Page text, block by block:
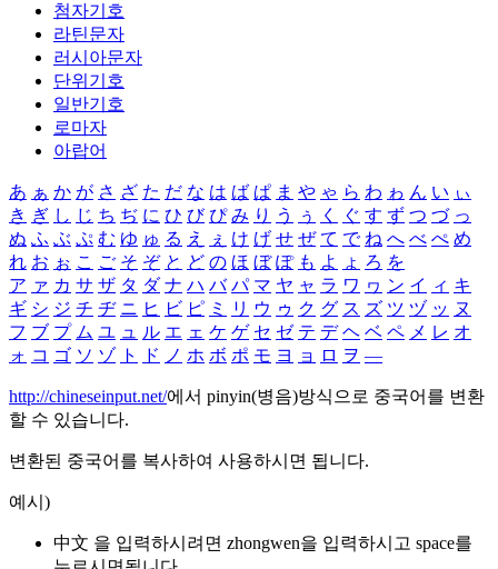
첨자기호
라틴문자
러시아문자
단위기호
일반기호
로마자
아랍어
あ ぁ か が さ ざ た だ な は ば ぱ ま や ゃ ら わ ゎ ん い ぃ
き ぎ し じ ち ぢ に ひ び ぴ み り う ぅ く ぐ す ず つ づ っ
ぬ ふ ぶ ぷ む ゆ ゅ る え ぇ け げ せ ぜ て で ね へ べ ぺ め
れ お ぉ こ ご そ ぞ と ど の ほ ぼ ぽ も よ ょ ろ を
ア ァ カ サ ザ タ ダ ナ ハ バ パ マ ヤ ャ ラ ワ ヮ ン イ ィ キ
ギ シ ジ チ ヂ ニ ヒ ビ ピ ミ リ ウ ゥ ク グ ス ズ ツ ヅ ッ ヌ
フ ブ プ ム ユ ュ ル エ ェ ケ ゲ セ ゼ テ デ ヘ ベ ペ メ レ オ
ォ コ ゴ ソ ゾ ト ド ノ ホ ボ ポ モ ヨ ョ ロ ヲ ―
http://chineseinput.net/에서 pinyin(병음)방식으로 중국어를 변환
할 수 있습니다.
변환된 중국어를 복사하여 사용하시면 됩니다.
예시)
中文 을 입력하시려면 zhongwen을 입력하시고 space를